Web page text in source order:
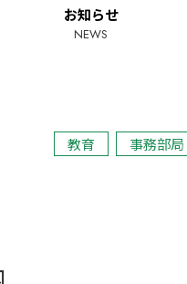
お知らせ
NEWS
教育 事務部局